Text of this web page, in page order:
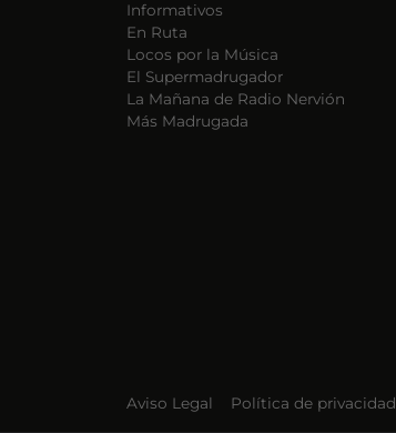
Informativos
En Ruta
Locos por la Música
El Supermadrugador
La Mañana de Radio Nervión
Más Madrugada
Aviso Legal Política de privacidad